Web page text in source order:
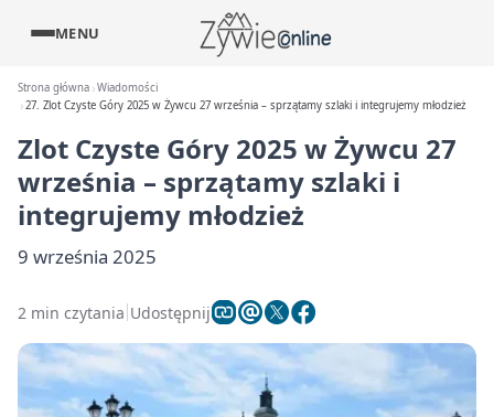
MENU
Strona główna Wiadomości
27. Zlot Czyste Góry 2025 w Żywcu 27 września – sprzątamy szlaki i integrujemy młodzież
Zlot Czyste Góry 2025 w Żywcu 27
września – sprzątamy szlaki i
integrujemy młodzież
9 września 2025
2 min czytania Udostępnij